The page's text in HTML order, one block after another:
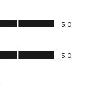
5.0
5.0